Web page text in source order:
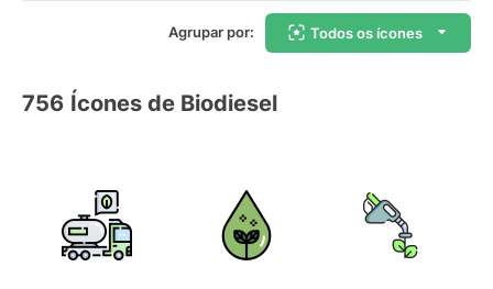
Agrupar por: Todos os ícones
756 Ícones de Biodiesel